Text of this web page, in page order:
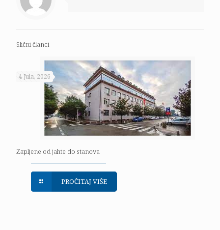
Slični članci
4 Jula, 2026
Zapljene od jahte do stanova
PROČITAJ VIŠE